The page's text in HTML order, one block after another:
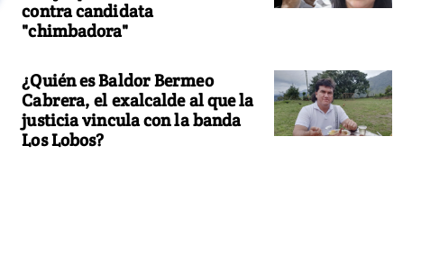
contra candidata
"chimbadora"
¿Quién es Baldor Bermeo
Cabrera, el exalcalde al que la
justicia vincula con la banda
Los Lobos?